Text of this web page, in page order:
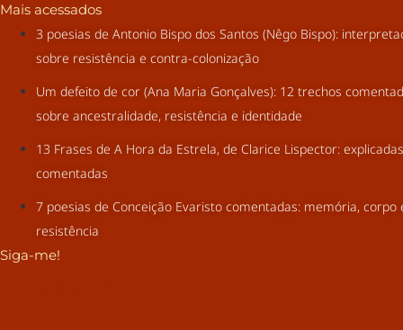
Mais acessados
3 poesias de Antonio Bispo dos Santos (Nêgo Bispo):
sobre resistência e contra-colonização
Um defeito de cor (Ana Maria Gonçalves): 12 trechos
sobre ancestralidade, resistência e identidade
13 Frases de A Hora da Estrela, de Clarice Lispector:
comentadas
7 poesias de Conceição Evaristo comentadas: memória, corpo
resistência
Siga-me!